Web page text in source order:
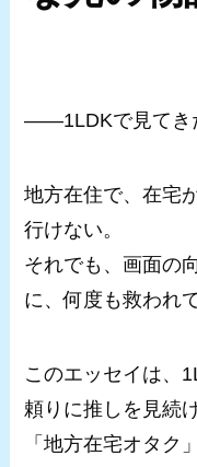
――1LDKで見てき
地方在住で、在宅
行けない。
それでも、画面の
に、何度も救われ
このエッセイは、
頼りに推しを見続
「地方在宅オタク